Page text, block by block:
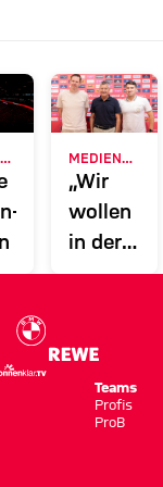
SAISON 2025/2026 MEDIENRUNDE
„Wir
wollen
in der
Teams
Profis
ProB